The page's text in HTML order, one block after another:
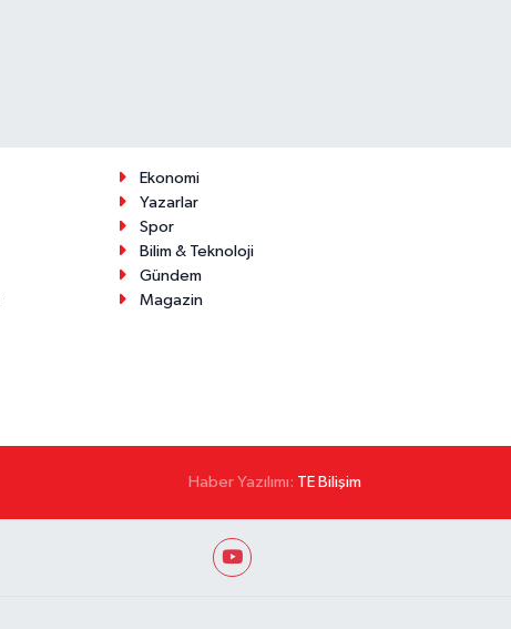
Ekonomi
Yazarlar
Spor
Bilim & Teknoloji
Gündem
Magazin
Haber Yazılımı: TE Bilişim